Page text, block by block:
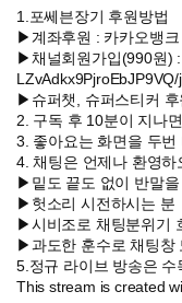
1.포쎄븐장기 후원방법
▶계좌후원 : 카카오뱅
▶채널회원가입(990원)
LZvAdkx9PjroEbJP9VQ/
▶슈퍼챗, 슈퍼스티커 후
2. 구독 후 10분이 지나
3. 좋아요는 화면을 두번
4. 채팅은 언제나 환영하
▶밑도 끝도 없이 반말을
▶헛소리 시전하시는 분
▶시비조로 채팅분위기
▶과도한 훈수로 채팅창
5.정규 라이브 방송은 수
This stream is created